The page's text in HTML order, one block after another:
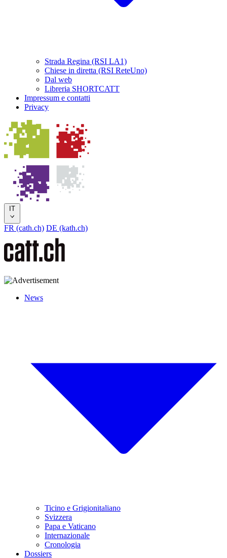
Strada Regina (RSI LA1)
Chiese in diretta (RSI ReteUno)
Dal web
Libreria SHORTCATT
Impressum e contatti
Privacy
IT
FR (cath.ch) DE (kath.ch)
News
Ticino e Grigionitaliano
Svizzera
Papa e Vaticano
Internazionale
Cronologia
Dossiers